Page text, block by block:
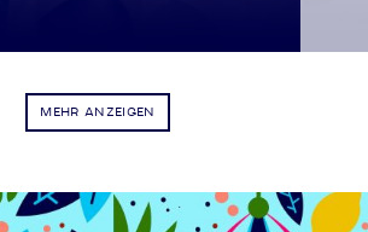
MEHR ANZEIGEN